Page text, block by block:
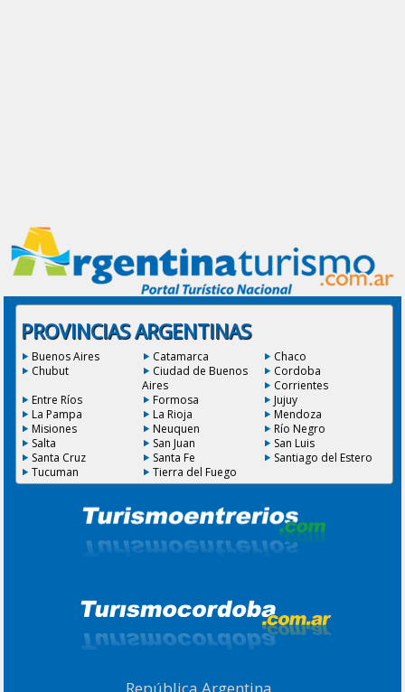
PROVINCIAS ARGENTINAS
Buenos Aires Catamarca
Chaco
Chubut
Ciudad de Buenos
Aires
Cordoba
Corrientes
Entre Ríos
Formosa
Jujuy
La Pampa
La Rioja
Mendoza
Misiones
Neuquen
Río Negro
Salta
San Juan
San Luis
Santa Cruz
Santa Fe
Santiago del Estero
Tucuman
Tierra del Fuego
República Argentina